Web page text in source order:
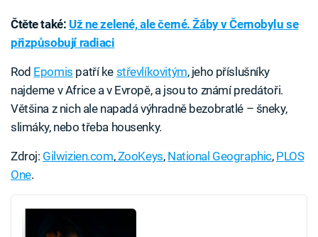
Čtěte také: Už ne zelené, ale černé. Žáby v Černobylu se
přizpůsobují radiaci
Rod Epomis patří ke střevlíkovitým, jeho příslušníky
najdeme v Africe a v Evropě, a jsou to známí predátoři.
Většina z nich ale napadá výhradně bezobratlé – šneky,
slimáky, nebo třeba housenky.
Zdroj: Gilwizien.com,ZooKeys, National Geographic, PLOS
One.